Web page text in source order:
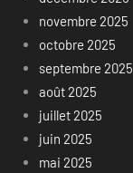
novembre 2025
octobre 2025
septembre 2025
août 2025
juillet 2025
juin 2025
mai 2025